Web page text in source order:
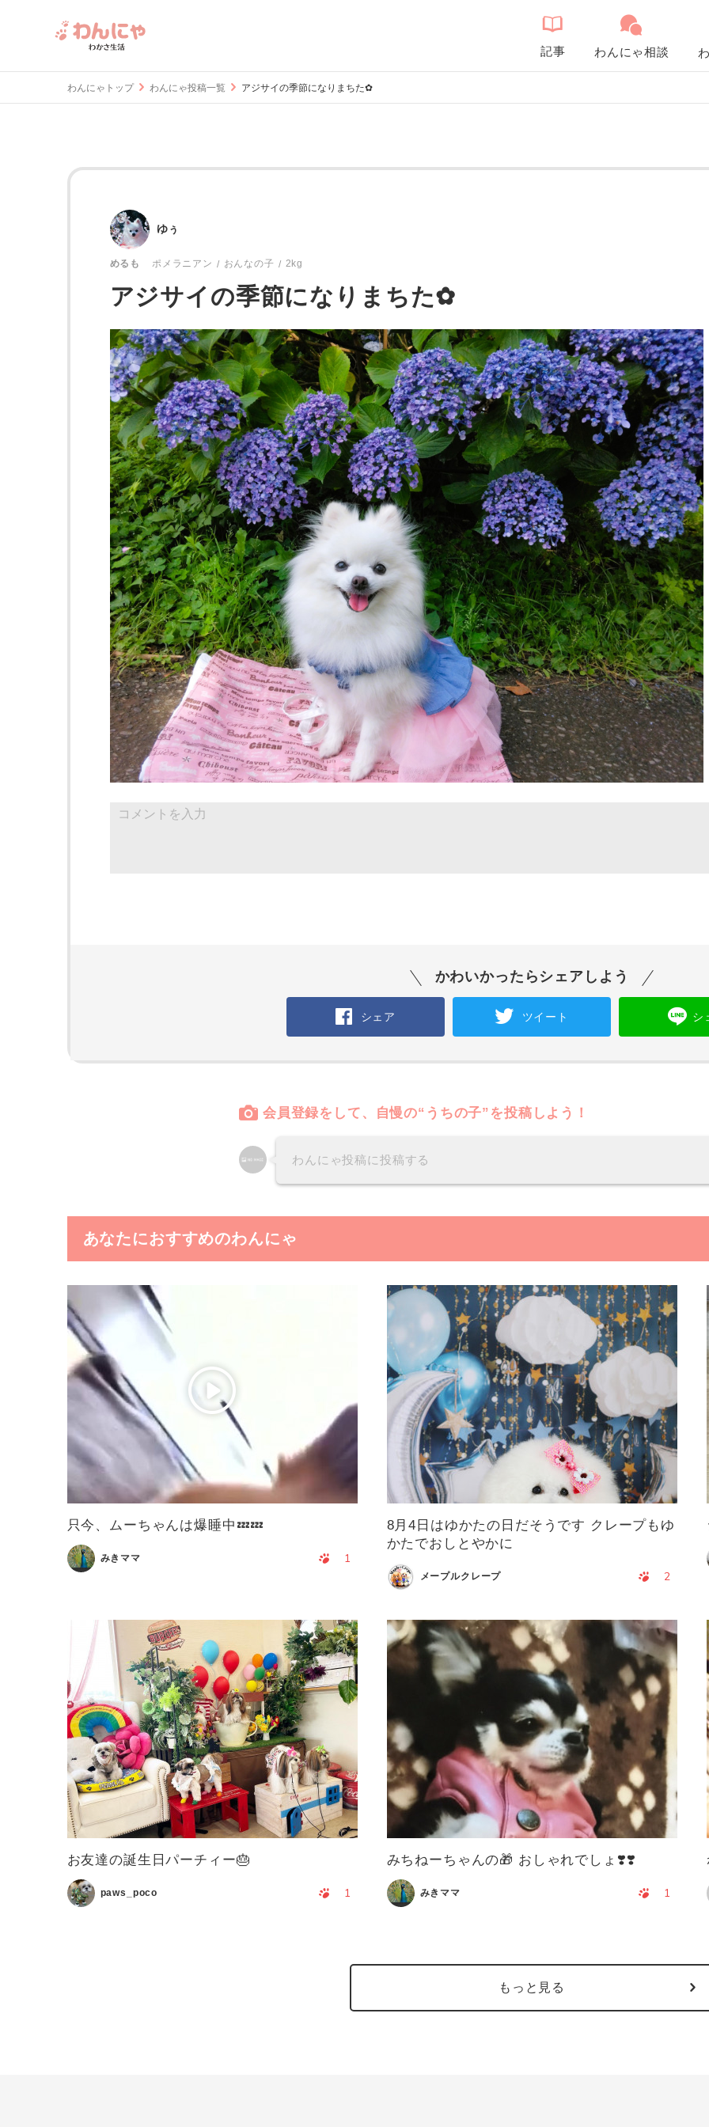
記事 わんにゃ相談
わんにゃトップ わんにゃ投稿一覧 アジサイの季節になりまちた✿
ゆぅ
めるも ポメラニアン おんなの子 2kg
アジサイの季節になりまちた✿
かわいかったらシェアしよう
シェア ツイート シ
会員登録をして、自慢の“うちの子”を投稿しよう！
わんにゃ投稿に投稿する
あなたにおすすめのわんにゃ
只今、ムーちゃんは爆睡中💤💤
みきママ 1
8月4日はゆかたの日だそうです クレープもゆ
かたでおしとやかに
メープルクレープ 2
お友達の誕生日パーチィー🎂
paws_poco 1
みちねーちゃんの🎁 おしゃれでしょ❣️❣️
みきママ 1
もっと見る